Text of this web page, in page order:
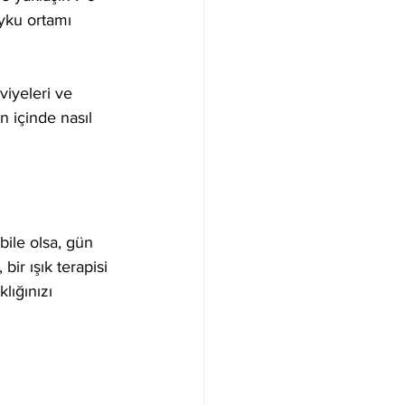
ortamı
ve
içinde nasıl
olsa, gün
bir ışık terapisi